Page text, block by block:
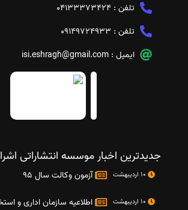
تلفن : 04133373424
تلفن : 09149724933
ایمیل : isi.eshragh@gmail.com
جدیدترین اخبار موسسه انتشاراتی
آزمون وکالت سال 95
اطلاعیه سازمان اداری و